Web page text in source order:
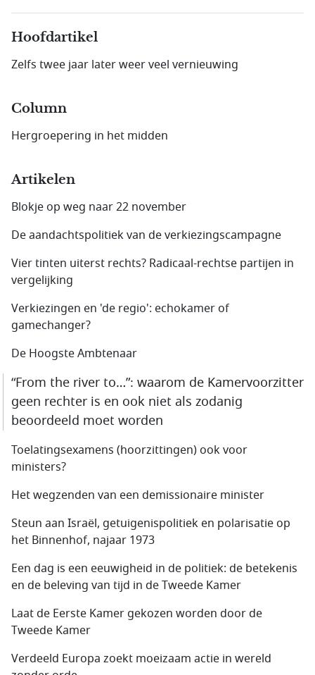
Hoofdartikel
Zelfs twee jaar later weer veel vernieuwing
Column
Hergroepering in het midden
Artikelen
Blokje op weg naar 22 november
De aandachtspolitiek van de verkiezingscampagne
Vier tinten uiterst rechts? Radicaal-rechtse partijen in
vergelijking
Verkiezingen en 'de regio': echokamer of
gamechanger?
De Hoogste Ambtenaar
“From the river to…”: waarom de Kamervoorzitter
geen rechter is en ook niet als zodanig
beoordeeld moet worden
Toelatingsexamens (hoorzittingen) ook voor
ministers?
Het wegzenden van een demissionaire minister
Steun aan Israël, getuigenispolitiek en polarisatie op
het Binnenhof, najaar 1973
Een dag is een eeuwigheid in de politiek: de betekenis
en de beleving van tijd in de Tweede Kamer
Laat de Eerste Kamer gekozen worden door de
Tweede Kamer
Verdeeld Europa zoekt moeizaam actie in wereld